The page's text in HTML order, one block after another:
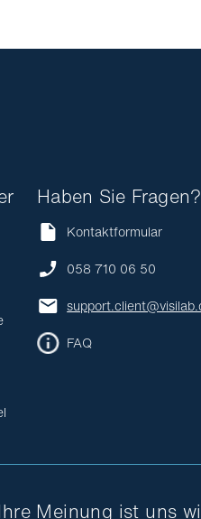
Haben Sie Fragen?
Kontaktformular
058 710 06 50
FAQ
Meinung ist uns